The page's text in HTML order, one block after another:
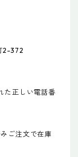
2-372
た正しい電話番
ご注文で在庫